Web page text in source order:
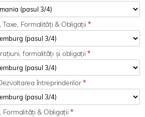
Taxe, Formalități & Obligații*
formalități și obligații*
întreprinderilor*
Formalități & Obligații*